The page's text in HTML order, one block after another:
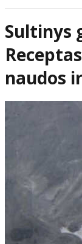
Sultinys
naudos